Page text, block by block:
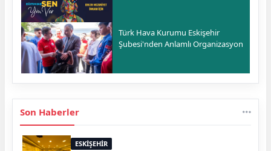
Türk Hava Kurumu Eskişehir
Şubesi'nden Anlamlı Organizasyon
Son Haberler
ESKİŞEHİR